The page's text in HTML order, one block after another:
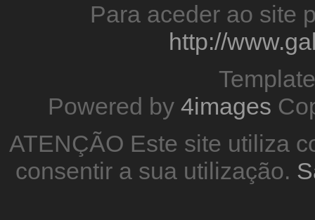
Para aceder ao site
http://
Powered by 4images
ATENÇÃO Este site utiliza
consentir a sua utilização.